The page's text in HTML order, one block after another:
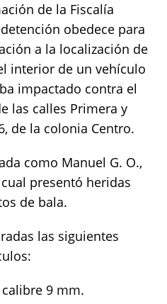
de la Fiscalía
obedece para
a la localización de
interior de un vehículo
impactado contra el
las calles Primera y
de la colonia Centro.
como Manuel G. O.,
presentó heridas
de bala.
las siguientes
9 mm.